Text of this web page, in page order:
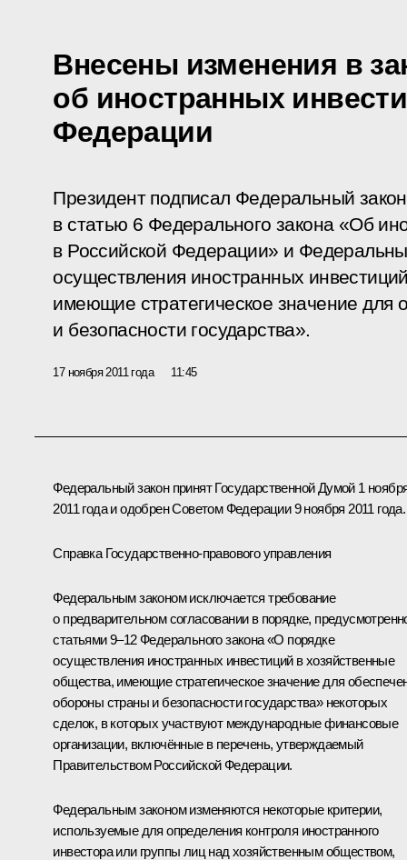
Внесены изменения в
об иностранных
Федерации
Президент подписал Федеральный
в статью 6 Федерального закона «Об
в Российской Федерации» и
осуществления иностранных
имеющие стратегическое значение для
и безопасности государства».
17 ноября 2011 года 11:45
Федеральный закон принят Государственной Думой 1
2011 года и одобрен Советом Федерации 9 ноября 2011 года.
Справка Государственно-правового управления
Федеральным законом исключается требование
о предварительном согласовании в порядке,
статьями 9–12 Федерального закона «О порядке
осуществления иностранных инвестиций в хозяйственные
общества, имеющие стратегическое значение для
обороны страны и безопасности государства» некоторых
сделок, в которых участвуют международные финансовые
организации, включённые в перечень, утверждаемый
Правительством Российской Федерации.
Федеральным законом изменяются некоторые критерии,
используемые для определения контроля иностранного
инвестора или группы лиц над хозяйственным обществом,